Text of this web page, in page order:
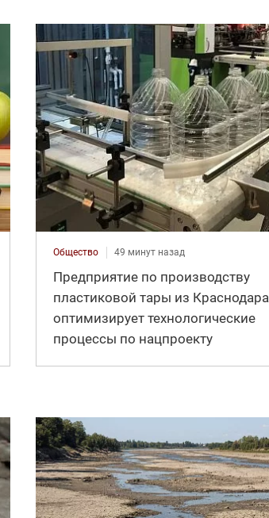
Общество 49 минут назад
Предприятие по производству
пластиковой тары из Краснодара
оптимизирует технологические
процессы по нацпроекту